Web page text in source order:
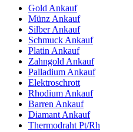
Gold Ankauf
Münz Ankauf
Silber Ankauf
Schmuck Ankauf
Platin Ankauf
Zahngold Ankauf
Palladium Ankauf
Elektroschrott
Rhodium Ankauf
Barren Ankauf
Diamant Ankauf
Thermodraht Pt/Rh